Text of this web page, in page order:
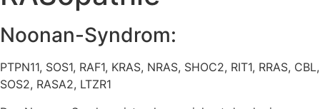
Noonan-Syndrom:
PTPN11, SOS1, RAF1, KRAS, NRAS, SHOC2, RIT1, RRAS, CBL,
SOS2, RASA2, LTZR1